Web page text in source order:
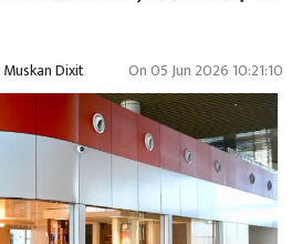
Muskan Dixit On05 Jun 2026 10:21:10